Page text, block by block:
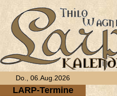
Do., 06.Aug.2026
LARP-Termine